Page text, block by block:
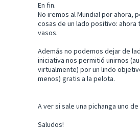
En fin.
No iremos al Mundial por ahora,
cosas de un lado positivo: ahora
vasos.
Además no podemos dejar de
iniciativa nos permitió unirnos
virtualmente) por un lindo
menos) gratis a la pelota.
A ver si sale una pichanga uno
Saludos!